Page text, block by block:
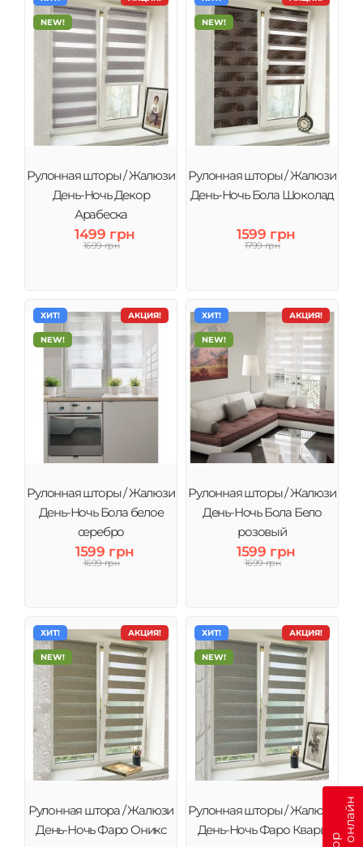
NEW!
Рулонная шторы / Жалюзи
День-Ночь Декор
Арабеска
1499 грн
1699 грн
NEW!
Рулонная шторы / Жалюзи
День-Ночь Бола Шоколад
1599 грн
1799 грн
АКЦИЯ!
ХИТ!
NEW!
Рулонная шторы / Жалюзи
День-Ночь Бола белое
серебро
1599 грн
1699 грн
АКЦИЯ!
ХИТ!
NEW!
Рулонная шторы / Жалюзи
День-Ночь Бола Бело
розовый
1599 грн
1699 грн
АКЦИЯ!
ХИТ!
NEW!
Рулонная штора / Жалюзи
День-Ночь Фаро Оникс
АКЦИЯ!
ХИТ!
NEW!
Рулонная шторы / Жалюзи
День-Ночь Фаро Кварц